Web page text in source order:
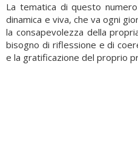
La tematica di questo
dinamica e viva, che va ogni
la consapevolezza della
bisogno di riflessione e di
e la gratificazione del proprio